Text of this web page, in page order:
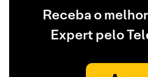
Receba o
Expert pelo